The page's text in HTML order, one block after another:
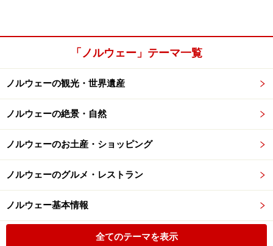
「ノルウェー」テーマ一覧
ノルウェーの観光・世界遺産
ノルウェーの絶景・自然
ノルウェーのお土産・ショッピング
ノルウェーのグルメ・レストラン
ノルウェー基本情報
全てのテーマを表示